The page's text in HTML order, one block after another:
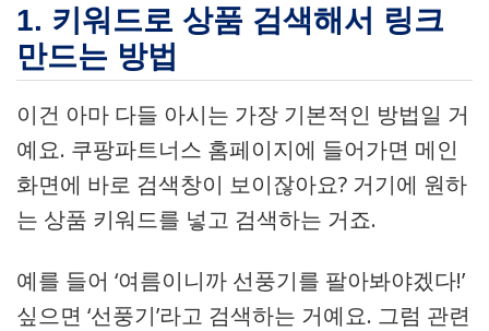
1. 키워드로 상품 검색해서 링크
만드는 방법
이건 아마 다들 아시는 가장 기본적인 방법일 거
예요. 쿠팡파트너스 홈페이지에 들어가면 메인
화면에 바로 검색창이 보이잖아요? 거기에 원하
는 상품 키워드를 넣고 검색하는 거죠.
예를 들어 ‘여름이니까 선풍기를 팔아봐야겠다!’
싶으면 ‘선풍기’라고 검색하는 거예요. 그럼 관련